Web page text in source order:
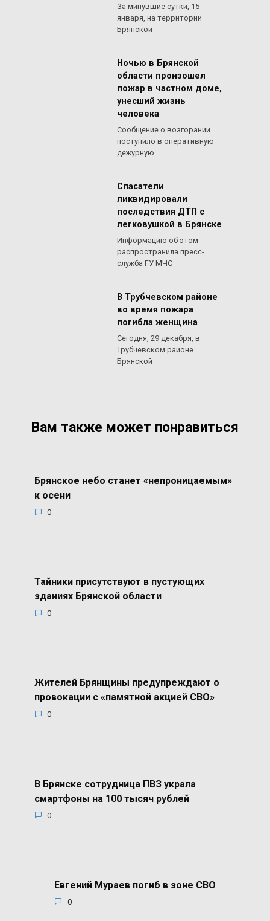
За минувшие сутки, 15
января, на территории
Брянской
Ночью в Брянской
области произошел
пожар в частном доме,
унесший жизнь
человека
Сообщение о возгорании
поступило в оперативную
дежурную
Спасатели
ликвидировали
последствия ДТП с
легковушкой в Брянске
Информацию об этом
распространила пресс-
служба ГУ МЧС
В Трубчевском районе
во время пожара
погибла женщина
Сегодня, 29 декабря, в
Трубчевском районе
Брянской
Вам также может понравиться
Брянское небо станет «непроницаемым»
к осени
0
Тайники присутствуют в пустующих
зданиях Брянской области
0
Жителей Брянщины предупреждают о
провокации с «памятной акцией СВО»
0
В Брянске сотрудница ПВЗ украла
смартфоны на 100 тысяч рублей
0
Евгений Мураев погиб в зоне СВО
0